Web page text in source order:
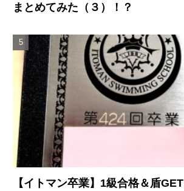
まとめてみた（３）！？
【イトマン卒業】1級合格＆盾GET